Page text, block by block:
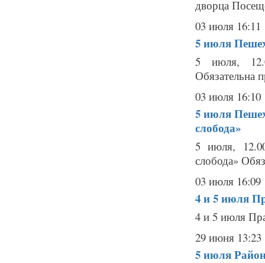
дворца
03 июля 16:11
5 июля
5 июля,
Обязательна
03 июля 16:10
5 июля
слобода»
5 июля,
слобода»
03 июля 16:09
4 и 5 июля
4 и 5 июля
29 июня 13:23
5 июля